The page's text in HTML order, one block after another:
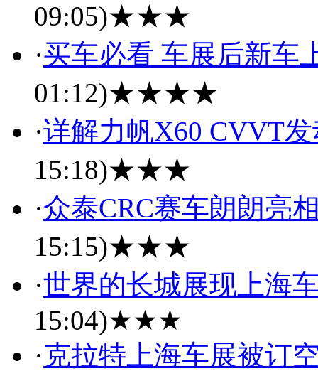
09:05)★★★
·买车必看 车展后新车
01:12)★★★★
·详解力帆X60 CVVT
15:18)★★★
·众泰CRC赛车朗朗亮
15:15)★★★
·世界的长城展现上海
15:04)★★★
·克拉特上海车展被订